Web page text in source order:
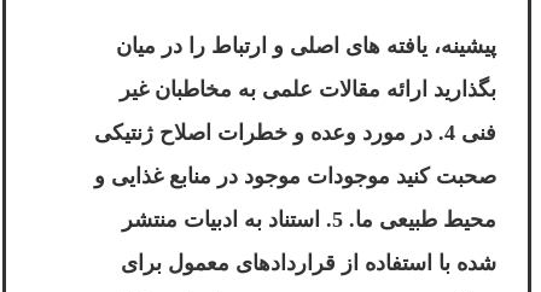
پیشینه، یافته های اصلی و ارتباط را در میان
بگذارید ارائه مقالات علمی به مخاطبان غیر
فنی 4. در مورد وعده و خطرات اصلاح ژنتیکی
صحبت کنید موجودات موجود در منابع غذایی و
محیط طبیعی ما. 5. استناد به ادبیات منتشر
شده با استفاده از قراردادهای معمول برای